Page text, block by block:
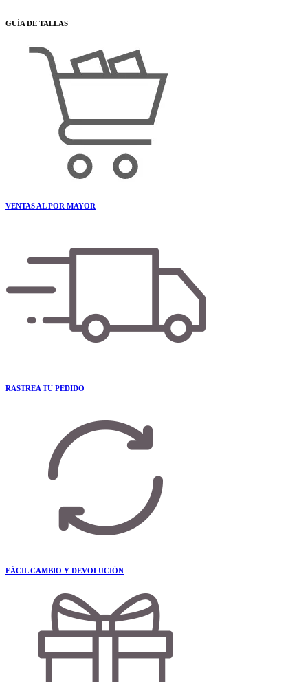
GUÍA DE TALLAS
VENTAS AL POR MAYOR
RASTREA TU PEDIDO
FÁCIL CAMBIO Y DEVOLUCIÓN